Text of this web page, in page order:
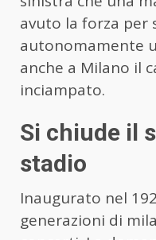
avuto la forza per
autonomamente
anche a Milano il
inciampato.
Si chiude il
stadio
Inaugurato nel
generazioni di